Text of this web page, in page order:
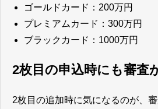
ゴールドカード：200万円
プレミアムカード：300万円
ブラックカード：1000万円
2枚目の申込時にも審査
2枚目の追加時に気になるのが、